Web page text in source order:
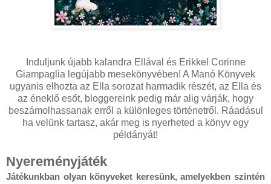
Induljunk újabb kalandra Ellával és Erikkel Corinne
Giampaglia legújabb mesekönyvében! A Manó Könyvek
ugyanis elhozta az Ella sorozat harmadik részét, az Ella és
az éneklő esőt, bloggereink pedig már alig várják, hogy
beszámolhassanak erről a különleges történetről. Ráadásul
ha velünk tartasz, akár meg is nyerheted a könyv egy
példányát!
Nyereményjáték
Játékunkban olyan könyveket keresünk, amelyekben szintén